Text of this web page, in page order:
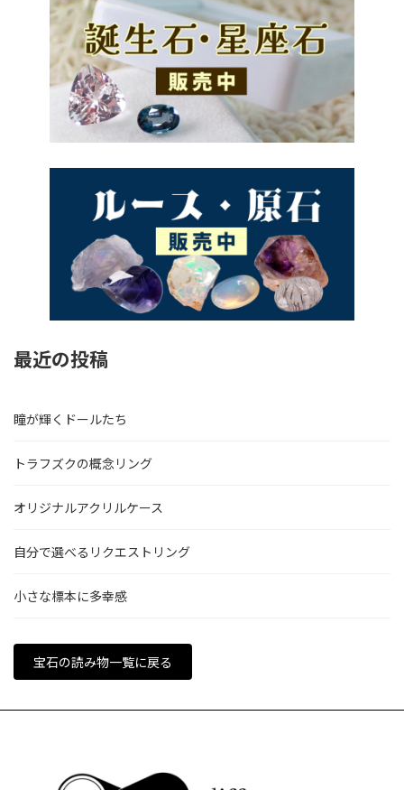
最近の投稿
瞳が輝くドールたち
トラフズクの概念リング
オリジナルアクリルケース
自分で選べるリクエストリング
小さな標本に多幸感
宝石の読み物一覧に戻る